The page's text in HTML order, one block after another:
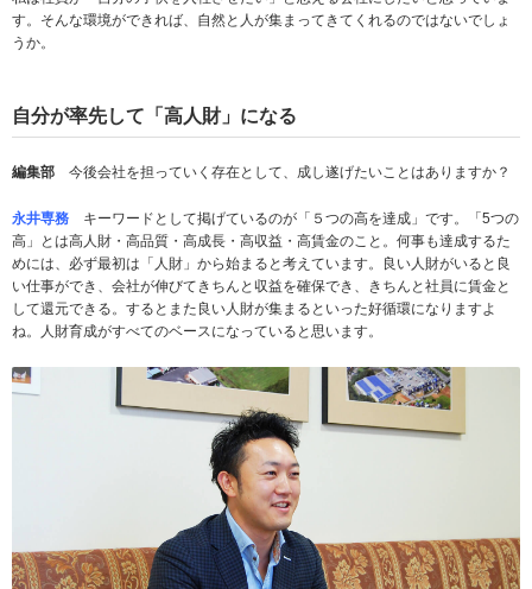
す。そんな環境ができれば、自然と人が集まってきてくれるのではないでしょ
うか。
自分が率先して「高人財」になる
編集部 今後会社を担っていく存在として、成し遂げたいことはありますか？
永井専務 キーワードとして掲げているのが「５つの高を達成」です。「5つの
高」とは高人財・高品質・高成長・高収益・高賃金のこと。何事も達成するた
めには、必ず最初は「人財」から始まると考えています。良い人財がいると良
い仕事ができ、会社が伸びてきちんと収益を確保でき、きちんと社員に賃金と
して還元できる。するとまた良い人財が集まるといった好循環になりますよ
ね。人財育成がすべてのベースになっていると思います。